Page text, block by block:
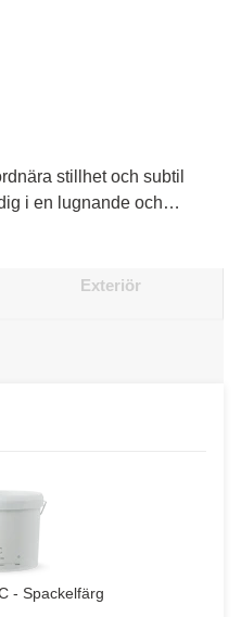
stillhet och subtil
i en lugnande och
Exteriör
- Spackelfärg